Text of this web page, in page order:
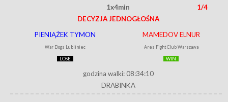
1x4min
1/4
DECYZJA JEDNOGŁOŚNA
PIENIĄŻEK TYMON
War Dogs Lubliniec
LOSE
MAMEDOV ELNUR
Ares Fight Club Warszawa
WIN
godzina walki: 08:34:10
DRABINKA